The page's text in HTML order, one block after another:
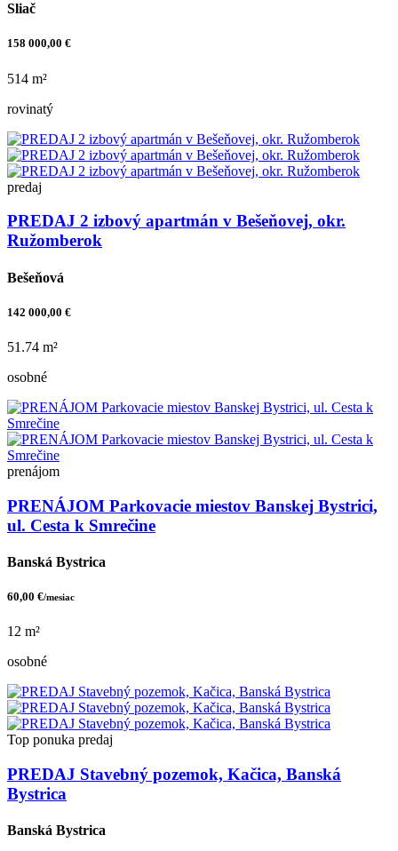
Sliač
158 000,00 €
514 m²
rovinatý
predaj
PREDAJ 2 izbový apartmán v Bešeňovej, okr.
Ružomberok
Bešeňová
142 000,00 €
51.74 m²
osobné
prenájom
PRENÁJOM Parkovacie miestov Banskej Bystrici,
ul. Cesta k Smrečine
Banská Bystrica
60,00 €/mesiac
12 m²
osobné
Top ponuka predaj
PREDAJ Stavebný pozemok, Kačica, Banská
Bystrica
Banská Bystrica